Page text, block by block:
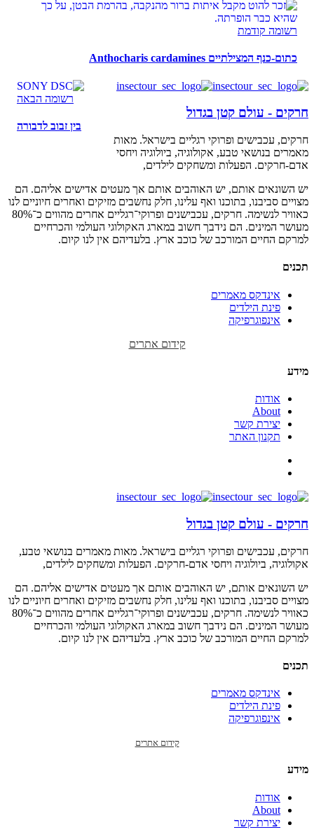
רשומה קודמת
כתום-כנף המצילתיים Anthocharis cardamines
רשומה הבאה
בין זבוב לדבורה
חרקים - עולם קטן בגדול
חרקים, עכבישים ופרוקי רגליים בישראל. מאות
מאמרים בנושאי טבע, אקולוגיה, ביולוגיה ויחסי
אדם-חרקים. הפעלות ומשחקים לילדים,
יש השונאים אותם, יש האוהבים אותם אך מעטים אדישים אליהם. הם
מצויים סביבנו, בתוכנו ואף עלינו, חלק נחשבים מזיקים ואחרים חיוניים לנו
כאוויר לנשימה. חרקים, עכבישנים ופרוקי־רגליים אחרים מהווים כ־80%
מעושר המינים. הם נידבך חשוב במארג האקולוגי העולמי והכרחיים
למרקם החיים המורכב של כוכב ארץ. בלעדיהם אין לנו קיום.
תכנים
אינדקס מאמרים
פינת הילדים
אינפוגרפיקה
קידום אתרים
מידע
אודות
About
יצירת קשר
תקנון האתר
חרקים - עולם קטן בגדול
חרקים, עכבישים ופרוקי רגליים בישראל. מאות מאמרים בנושאי טבע,
אקולוגיה, ביולוגיה ויחסי אדם-חרקים. הפעלות ומשחקים לילדים,
יש השונאים אותם, יש האוהבים אותם אך מעטים אדישים אליהם. הם
מצויים סביבנו, בתוכנו ואף עלינו, חלק נחשבים מזיקים ואחרים חיוניים לנו
כאוויר לנשימה. חרקים, עכבישנים ופרוקי־רגליים אחרים מהווים כ־80%
מעושר המינים. הם נידבך חשוב במארג האקולוגי העולמי והכרחיים
למרקם החיים המורכב של כוכב ארץ. בלעדיהם אין לנו קיום.
תכנים
אינדקס מאמרים
פינת הילדים
אינפוגרפיקה
קידום אתרים
מידע
אודות
About
יצירת קשר